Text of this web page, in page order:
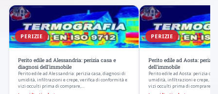
PERIZIE
Perito edile ad Alessandria: perizia casa e
diagnosi dell'immobile
Perito edile ad Alessandria: perizia casa, diagnosi di
umidità, infiltrazioni e crepe, verifica di conformità e
vizi occulti prima di comprare,…
PERIZIE
Perito edile ad Aosta: perizia
dell'immobile
Perito edile ad Aosta: perizia
umidità, infiltrazioni e crepe,
vizi occulti prima di comprare,